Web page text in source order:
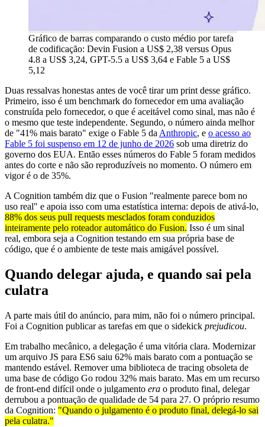
Gráfico de barras comparando o custo médio por tarefa
de codificação: Devin Fusion a US$ 2,38 versus Opus
4.8 a US$ 3,24, GPT-5.5 a US$ 3,64 e Fable 5 a US$
5,12
Duas ressalvas honestas antes de você tirar um print desse gráfico.
Primeiro, isso é um benchmark do fornecedor em uma avaliação
construída pelo fornecedor, o que é aceitável como sinal, mas não é
o mesmo que teste independente. Segundo, o número ainda melhor
de "41% mais barato" exige o Fable 5 da Anthropic, e o acesso ao
Fable 5 foi suspenso em 12 de junho de 2026 sob uma diretriz do
governo dos EUA. Então esses números do Fable 5 foram medidos
antes do corte e não são reproduzíveis no momento. O número em
vigor é o de 35%.
A Cognition também diz que o Fusion "realmente parece bom no
uso real" e apoia isso com uma estatística interna: depois de ativá-lo,
88% dos seus pull requests mesclados foram conduzidos
inteiramente pelo roteador automático do Fusion. Isso é um sinal
real, embora seja a Cognition testando em sua própria base de
código, que é o ambiente de teste mais amigável possível.
Quando delegar ajuda, e quando sai pela
culatra
A parte mais útil do anúncio, para mim, não foi o número principal.
Foi a Cognition publicar as tarefas em que o sidekick prejudicou.
Em trabalho mecânico, a delegação é uma vitória clara. Modernizar
um arquivo JS para ES6 saiu 62% mais barato com a pontuação se
mantendo estável. Remover uma biblioteca de tracing obsoleta de
uma base de código Go rodou 32% mais barato. Mas em um recurso
de front-end difícil onde o julgamento era o produto final, delegar
derrubou a pontuação de qualidade de 54 para 27. O próprio resumo
da Cognition: "Quando o julgamento é o produto final, delegá-lo sai
pela culatra."